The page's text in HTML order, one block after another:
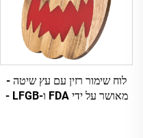
לוח שימור רזין עם עץ שיטה -
מאושר על ידי FDA ו-LFGB -